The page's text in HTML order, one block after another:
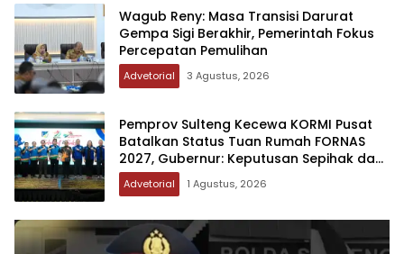
Wagub Reny: Masa Transisi Darurat
Gempa Sigi Berakhir, Pemerintah Fokus
Percepatan Pemulihan
Advetorial 3 Agustus, 2026
Pemprov Sulteng Kecewa KORMI Pusat
Batalkan Status Tuan Rumah FORNAS
2027, Gubernur: Keputusan Sepihak dan
Tanpa Koordinasi
Advetorial 1 Agustus, 2026